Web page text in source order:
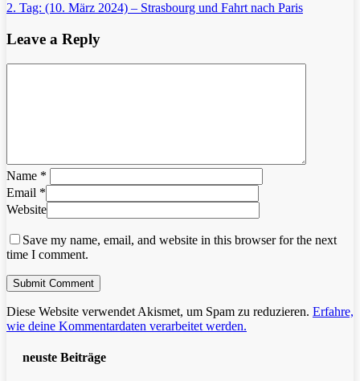
2. Tag: (10. März 2024) – Strasbourg und Fahrt nach Paris
Leave a Reply
Name *
Email *
Website
Save my name, email, and website in this browser for the next
time I comment.
Diese Website verwendet Akismet, um Spam zu reduzieren. Erfahre,
wie deine Kommentardaten verarbeitet werden.
neuste Beiträge